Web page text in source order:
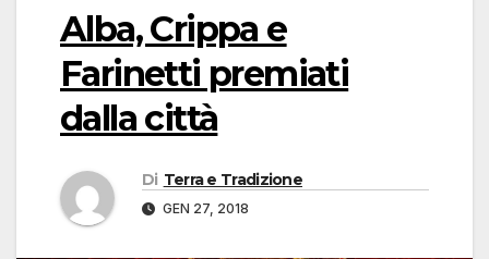
Alba, Crippa e
Farinetti premiati
dalla città
Di Terra e Tradizione
GEN 27, 2018